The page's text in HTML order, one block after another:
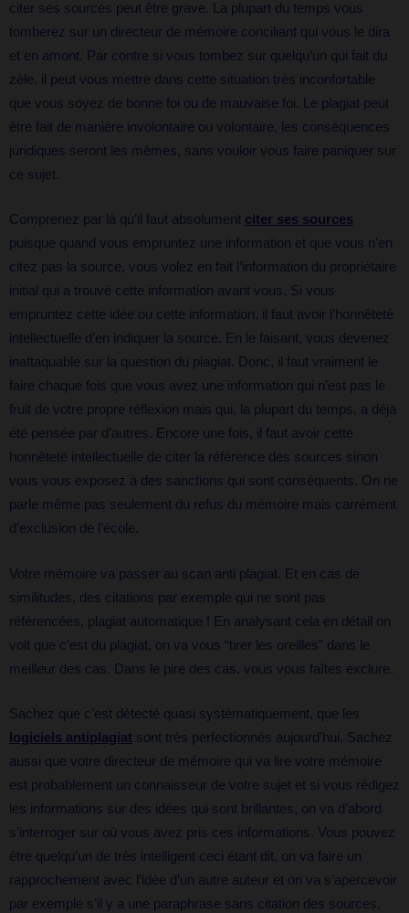
citer ses sources peut être grave. La plupart du temps vous
tomberez sur un directeur de mémoire conciliant qui vous le dira
et en amont. Par contre si vous tombez sur quelqu’un qui fait du
zèle, il peut vous mettre dans cette situation très inconfortable
que vous soyez de bonne foi ou de mauvaise foi. Le plagiat peut
être fait de manière involontaire ou volontaire, les conséquences
juridiques seront les mêmes, sans vouloir vous faire paniquer sur
ce sujet.
Comprenez par là qu’il faut absolument citer ses sources
puisque quand vous empruntez une information et que vous n’en
citez pas la source, vous volez en fait l’information du propriétaire
initial qui a trouvé cette information avant vous. Si vous
empruntez cette idée ou cette information, il faut avoir l’honnêteté
intellectuelle d’en indiquer la source. En le faisant, vous devenez
inattaquable sur la question du plagiat. Donc, il faut vraiment le
faire chaque fois que vous avez une information qui n’est pas le
fruit de votre propre réflexion mais qui, la plupart du temps, a déjà
été pensée par d’autres. Encore une fois, il faut avoir cette
honnêteté intellectuelle de citer la référence des sources sinon
vous vous exposez à des sanctions qui sont conséquents. On ne
parle même pas seulement du refus du mémoire mais carrément
d’exclusion de l’école.
Votre mémoire va passer au scan anti plagiat. Et en cas de
similitudes, des citations par exemple qui ne sont pas
référencées, plagiat automatique ! En analysant cela en détail on
voit que c’est du plagiat, on va vous “tirer les oreilles” dans le
meilleur des cas. Dans le pire des cas, vous vous faîtes exclure.
Sachez que c’est détecté quasi systématiquement, que les
logiciels antiplagiat sont très perfectionnés aujourd’hui. Sachez
aussi que votre directeur de mémoire qui va lire votre mémoire
est probablement un connaisseur de votre sujet et si vous rédigez
les informations sur des idées qui sont brillantes, on va d’abord
s’interroger sur où vous avez pris ces informations. Vous pouvez
être quelqu’un de très intelligent ceci étant dit, on va faire un
rapprochement avec l’idée d’un autre auteur et on va s’apercevoir
par exemple s’il y a une paraphrase sans citation des sources.